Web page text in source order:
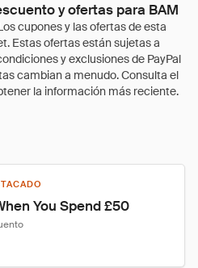
y ofertas para BAM
You Spend £50